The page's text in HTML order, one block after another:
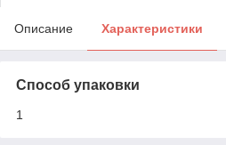
Описание Характеристики
Способ упаковки
1